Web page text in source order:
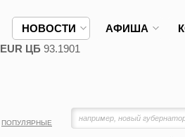
НОВОСТИ АФИША
EUR ЦБ 93.1901
ПОПУЛЯРНЫЕ